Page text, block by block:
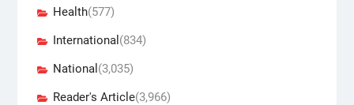
Health(577)
International (834)
National (3,035)
Reader's Article(3,966)